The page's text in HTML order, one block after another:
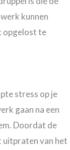
kunnen
opgelost te
stress op je
gaan na een
Doordat de
uitpraten van het